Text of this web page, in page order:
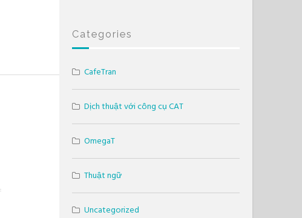
Categories
CafeTran
Dịch thuật với công cụ CAT
OmegaT
Thuật ngữ
Uncategorized